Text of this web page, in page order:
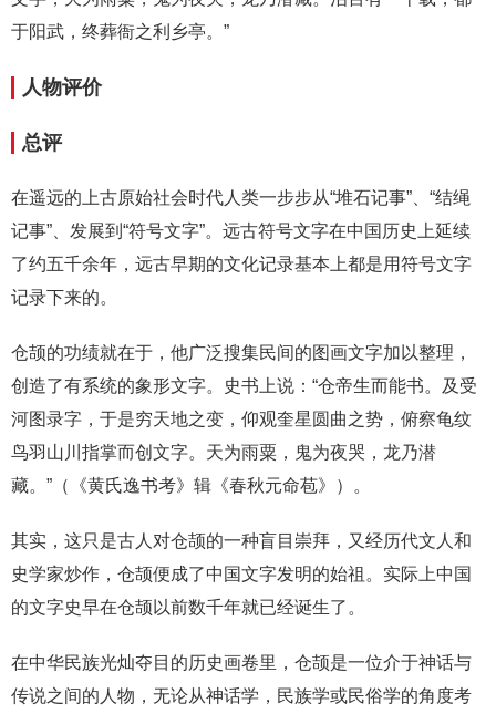
于阳武，终葬衙之利乡亭。”
人物评价
总评
在遥远的上古原始社会时代人类一步步从“堆石记事”、“结绳
记事”、发展到“符号文字”。远古符号文字在中国历史上延续
了约五千余年，远古早期的文化记录基本上都是用符号文字
记录下来的。
仓颉的功绩就在于，他广泛搜集民间的图画文字加以整理，
创造了有系统的象形文字。史书上说：“仓帝生而能书。及受
河图录字，于是穷天地之变，仰观奎星圆曲之势，俯察龟纹
鸟羽山川指掌而创文字。天为雨粟，鬼为夜哭，龙乃潜
藏。”（《黄氏逸书考》辑《春秋元命苞》）。
其实，这只是古人对仓颉的一种盲目崇拜，又经历代文人和
史学家炒作，仓颉便成了中国文字发明的始祖。实际上中国
的文字史早在仓颉以前数千年就已经诞生了。
在中华民族光灿夺目的历史画卷里，仓颉是一位介于神话与
传说之间的人物，无论从神话学，民族学或民俗学的角度考